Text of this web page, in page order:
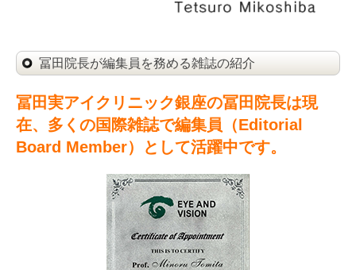
冨田院長が編集員を務める雑誌の紹介
冨田実アイクリニック銀座の冨田院長は現
在、多くの国際雑誌で編集員（Editorial
Board Member）として活躍中です。